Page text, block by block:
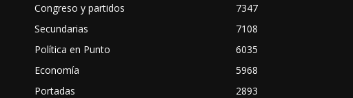
Congreso y partidos
7347
Secundarias
7108
Política en Punto
6035
Economía
5968
Portadas
2893